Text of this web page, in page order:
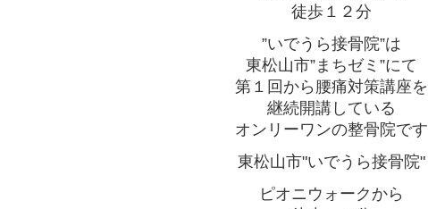
徒歩１２分
”いでうら接骨院”は
東松山市”まちゼミ”にて
第１回から腰痛対策講座を
継続開講している
オンリーワンの整骨院です
東松山市"いでうら接骨院"
ピオニウォークから